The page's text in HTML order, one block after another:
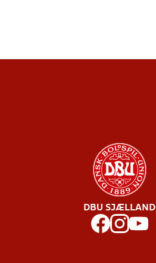
DBU SJÆLLAND